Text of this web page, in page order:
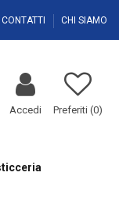
CHI SIAMO
Accedi Preferiti (0)